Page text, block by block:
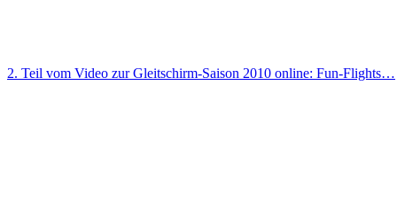
2. Teil vom Video zur Gleitschirm-Saison 2010 online: Fun-Flights…